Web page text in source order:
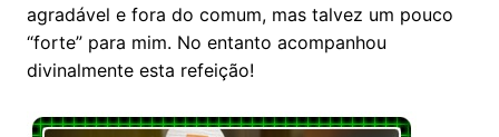
agradável e fora do comum, mas talvez um pouco
“forte” para mim. No entanto acompanhou
divinalmente esta refeição!